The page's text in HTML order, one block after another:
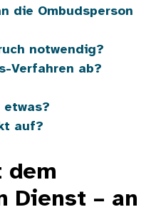
die Ombudsperson
notwendig?
Verfahren ab?
etwas?
auf?
dem
Dienst – an